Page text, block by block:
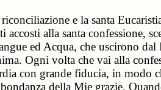
e la santa
accosti alla santa confessione,
ed Acqua, che uscirono dal
Ogni volta che vai alla
con grande fiducia, in modo
della Mie grazie.